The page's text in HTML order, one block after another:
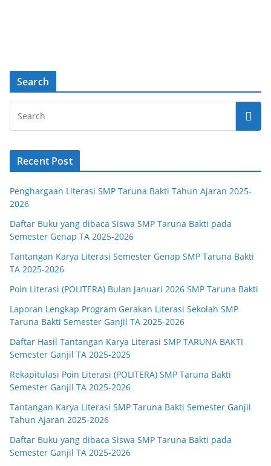
Search
Recent Post
Penghargaan Literasi SMP Taruna Bakti Tahun Ajaran 2025-
2026
Daftar Buku yang dibaca Siswa SMP Taruna Bakti pada
Semester Genap TA 2025-2026
Tantangan Karya Literasi Semester Genap SMP Taruna Bakti
TA 2025-2026
Poin Literasi (POLITERA) Bulan Januari 2026 SMP Taruna Bakti
Laporan Lengkap Program Gerakan Literasi Sekolah SMP
Taruna Bakti Semester Ganjil TA 2025-2026
Daftar Hasil Tantangan Karya Literasi SMP TARUNA BAKTI
Semester Ganjil TA 2025-2025
Rekapitulasi Poin Literasi (POLITERA) SMP Taruna Bakti
Semester Ganjil TA 2025-2026
Tantangan Karya Literasi SMP Taruna Bakti Semester Ganjil
Tahun Ajaran 2025-2026
Daftar Buku yang dibaca Siswa SMP Taruna Bakti pada
Semester Ganjil TA 2025-2026